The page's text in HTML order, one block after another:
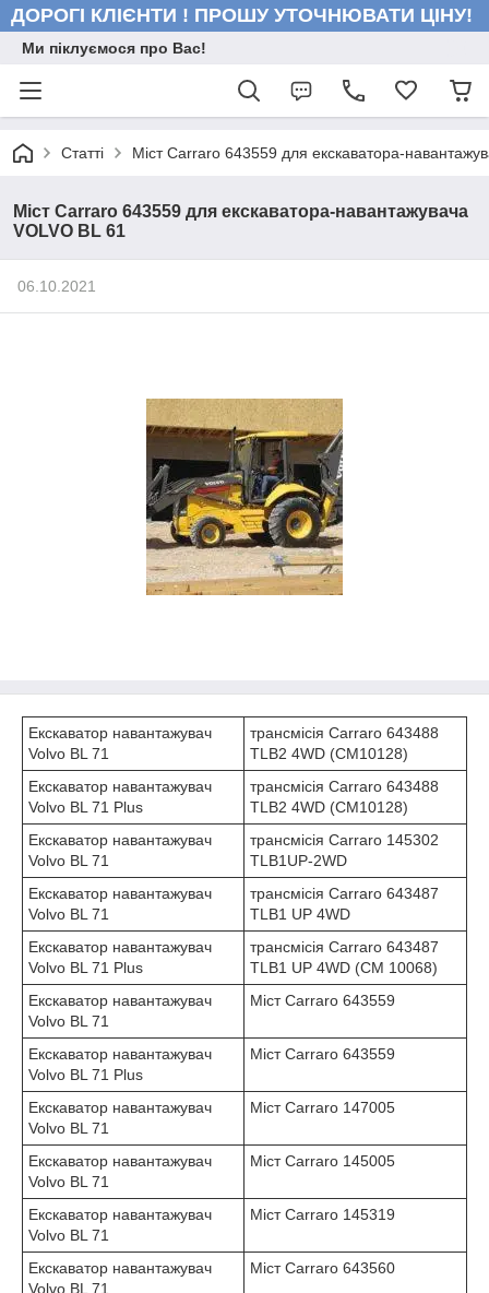
ДОРОГІ КЛІЄНТИ ! ПРОШУ УТОЧНЮВАТИ ЦІНУ!
Ми піклуємося про Вас!
Статті Міст Carraro 643559 для екскаватора-
Міст Carraro 643559 для екскаватора-навантажувача
VOLVO BL 61
06.10.2021
Екскаватор навантажувач
Volvo BL 71
трансмісія Carraro 643488
TLB2 4WD (CM10128)
Екскаватор навантажувач
Volvo BL 71 Plus
трансмісія Carraro 643488
TLB2 4WD (CM10128)
Екскаватор навантажувач
Volvo BL 71
трансмісія Carraro 145302
TLB1UP-2WD
Екскаватор навантажувач
Volvo BL 71
трансмісія Carraro 643487
TLB1 UP 4WD
Екскаватор навантажувач
Volvo BL 71 Plus
трансмісія Carraro 643487
TLB1 UP 4WD (СМ 10068)
Екскаватор навантажувач
Volvo BL 71
Міст Carraro 643559
Екскаватор навантажувач
Volvo BL 71 Plus
Міст Carraro 643559
Екскаватор навантажувач
Volvo BL 71
Міст Carraro 147005
Екскаватор навантажувач
Volvo BL 71
Міст Carraro 145005
Екскаватор навантажувач
Volvo BL 71
Міст Carraro 145319
Екскаватор навантажувач
Volvo BL 71
Міст Carraro 643560